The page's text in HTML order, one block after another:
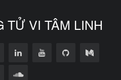
TỬ VI TÂM LINH